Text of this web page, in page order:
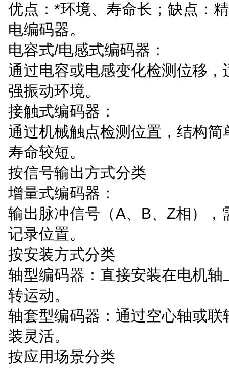
优点：*环境、寿命长；缺点：
电编码器。
电容式/电感式编码器：
通过电容或电感变化检测位移，
强振动环境。
接触式编码器：
通过机械触点检测位置，结构简
寿命较短。
按信号输出方式分类
增量式编码器：
输出脉冲信号（A、B、Z相），
记录位置。
按安装方式分类
轴型编码器：直接安装在电机轴
转运动。
轴套型编码器：通过空心轴或联
装灵活。
按应用场景分类